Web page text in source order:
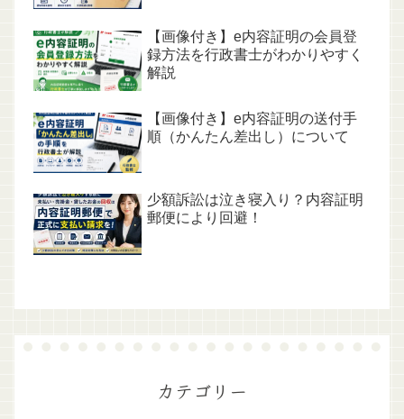
【画像付き】e内容証明の会員登
録方法を行政書士がわかりやすく
解説
【画像付き】e内容証明の送付手
順（かんたん差出し）について
少額訴訟は泣き寝入り？内容証明
郵便により回避！
カテゴリー